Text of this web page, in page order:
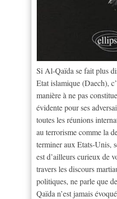
Si Al-Qaïda se fait plus
Etat islamique (Daech),
manière à ne pas
évidente pour ses
toutes les réunions
au terrorisme comme la
terminer aux Etats-Unis,
est d’ailleurs curieux de
travers les discours
politiques, ne parle que
Qaïda n’est jamais